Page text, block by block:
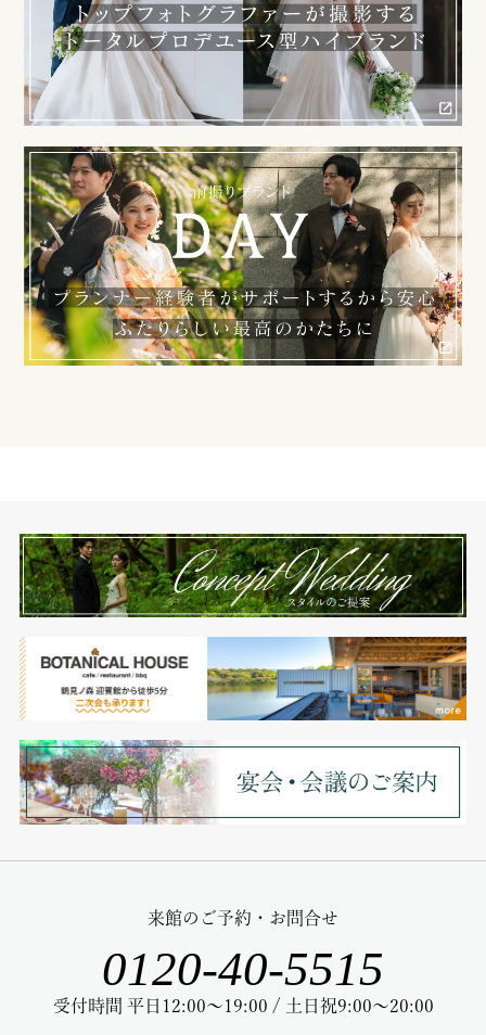
来館のご予約・お問合せ
0120-40-5515
受付時間 平日12:00～19:00 / 土日祝9:00～20:00